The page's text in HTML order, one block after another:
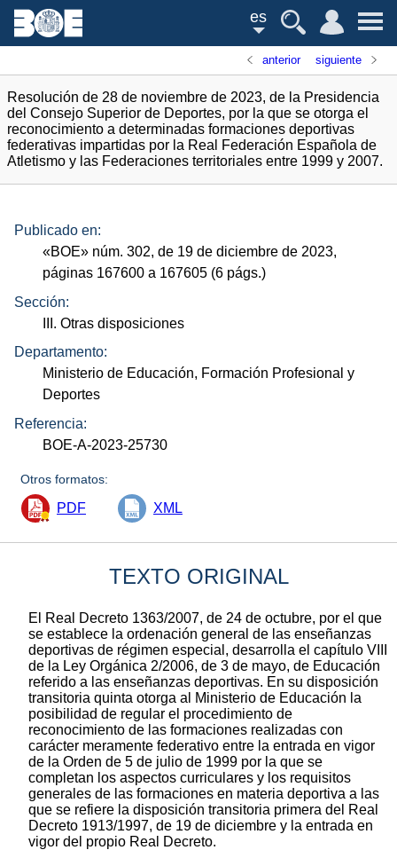
es
anterior siguiente
Resolución de 28 de noviembre de 2023, de la Presidencia
del Consejo Superior de Deportes, por la que se otorga el
reconocimiento a determinadas formaciones deportivas
federativas impartidas por la Real Federación Española de
Atletismo y las Federaciones territoriales entre 1999 y 2007.
Publicado en:
«BOE» núm. 302, de 19 de diciembre de 2023,
páginas 167600 a 167605 (6 págs.)
Sección:
III. Otras disposiciones
Departamento:
Ministerio de Educación, Formación Profesional y
Deportes
Referencia:
BOE-A-2023-25730
Otros formatos:
PDF XML
TEXTO ORIGINAL
El Real Decreto 1363/2007, de 24 de octubre, por el que
se establece la ordenación general de las enseñanzas
deportivas de régimen especial, desarrolla el capítulo VIII
de la Ley Orgánica 2/2006, de 3 de mayo, de Educación
referido a las enseñanzas deportivas. En su disposición
transitoria quinta otorga al Ministerio de Educación la
posibilidad de regular el procedimiento de
reconocimiento de las formaciones realizadas con
carácter meramente federativo entre la entrada en vigor
de la Orden de 5 de julio de 1999 por la que se
completan los aspectos curriculares y los requisitos
generales de las formaciones en materia deportiva a las
que se refiere la disposición transitoria primera del Real
Decreto 1913/1997, de 19 de diciembre y la entrada en
vigor del propio Real Decreto.